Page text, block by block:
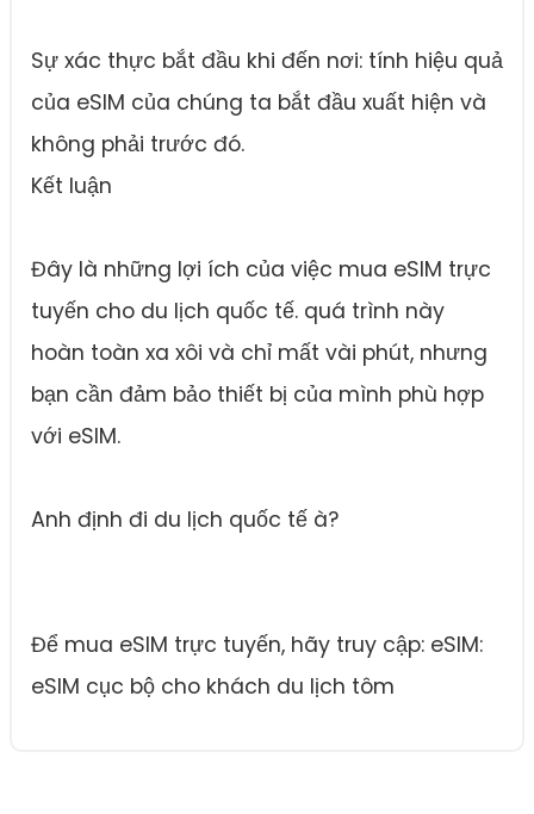
Sự xác thực bắt đầu khi đến nơi: tính hiệu quả
của eSIM của chúng ta bắt đầu xuất hiện và
không phải trước đó.
Kết luận
Đây là những lợi ích của việc mua eSIM trực
tuyến cho du lịch quốc tế. quá trình này
hoàn toàn xa xôi và chỉ mất vài phút, nhưng
bạn cần đảm bảo thiết bị của mình phù hợp
với eSIM.
Anh định đi du lịch quốc tế à?
Để mua eSIM trực tuyến, hãy truy cập: eSIM:
eSIM cục bộ cho khách du lịch tôm